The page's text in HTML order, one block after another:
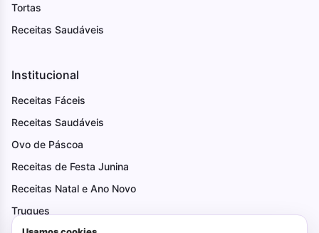
Tortas
Receitas Saudáveis
Institucional
Receitas Fáceis
Receitas Saudáveis
Ovo de Páscoa
Receitas de Festa Junina
Receitas Natal e Ano Novo
Truques